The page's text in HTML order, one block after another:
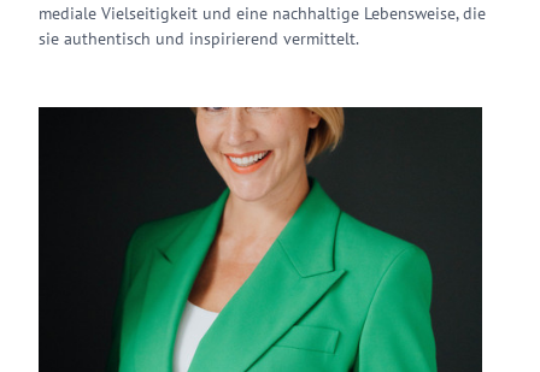
mediale Vielseitigkeit und eine nachhaltige Lebensweise, die
sie authentisch und inspirierend vermittelt.